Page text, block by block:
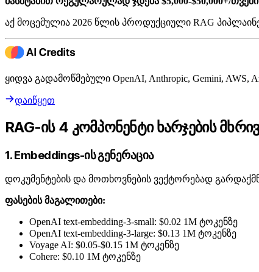
აქ მოცემულია 2026 წლის პროდუქციული RAG
ყიდვა გადამოწმებული OpenAI, Anthropic, Gemini,
დაიწყეთ
RAG-ის 4 კომპონენტი ხარჯების მხრივ
1. Embeddings-ის გენერაცია
დოკუმენტების და მოთხოვნების ვექტორებად
ფასების მაგალითები:
OpenAI text-embedding-3-small: $0.02 1M ტოკენზე
OpenAI text-embedding-3-large: $0.13 1M ტოკენზე
Voyage AI: $0.05-$0.15 1M ტოკენზე
Cohere: $0.10 1M ტოკენზე